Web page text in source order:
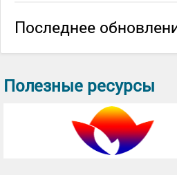
Последнее
Полезные ресурсы